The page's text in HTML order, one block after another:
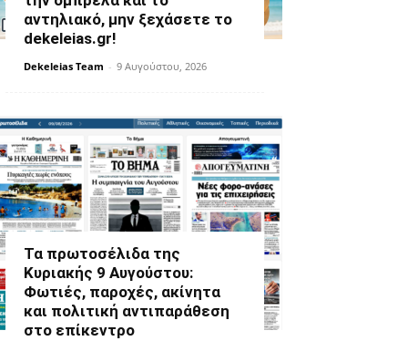
αντηλιακό, μην ξεχάσετε το
dekeleias.gr!
Dekeleias Team - 9 Αυγούστου, 2026
Τα πρωτοσέλιδα της
Κυριακής 9 Αυγούστου:
Φωτιές, παροχές, ακίνητα
και πολιτική αντιπαράθεση
στο επίκεντρο